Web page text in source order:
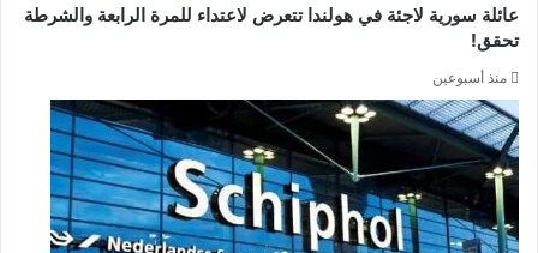
عائلة سورية لاجئة في هولندا تتعرض لاعتداء للمرة الرابعة والشرطة
تحقق!
منذ أسبوعين